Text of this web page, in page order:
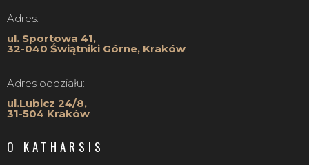
Adres:
ul. Sportowa 41,
32-040 Świątniki Górne, Kraków
Adres oddziału:
ul.Lubicz 24/8,
31-504 Kraków
O KATHARSIS